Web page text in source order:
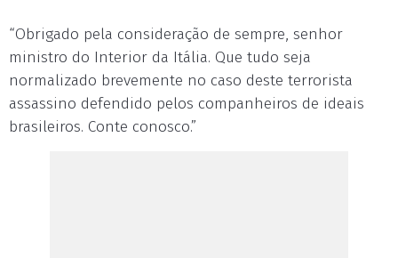
“Obrigado pela consideração de sempre, senhor
ministro do Interior da Itália. Que tudo seja
normalizado brevemente no caso deste terrorista
assassino defendido pelos companheiros de ideais
brasileiros. Conte conosco.”